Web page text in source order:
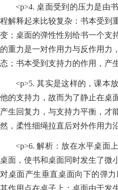
<p>4. 桌面受到的压力是由
程解释起来比较复杂：书本受到
变；桌面的弹性性别给书一个支
的重力是一对作用力与反作用力
态；书本受到支持力的作用，产
<p>5. 其实是这样的，课本
他的支持力，故而为了静止在桌
产生回复力，与支持力平衡，才
然，柔性细绳拉直后对外作用力
<p>6. 解析：放在水平桌面
桌面，使书和桌面同时发生了微
对桌面产生垂直桌面向下的弹
其作用点在桌子上；桌面由于发